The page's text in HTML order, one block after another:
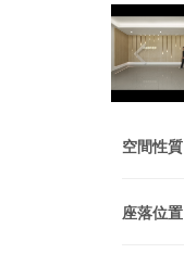
空間性質
座落位置